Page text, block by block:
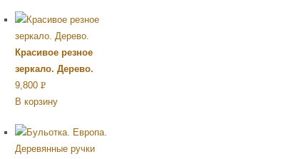
Красивое резное
зеркало. Дерево.
9,800 Р
УБ.
В корзину